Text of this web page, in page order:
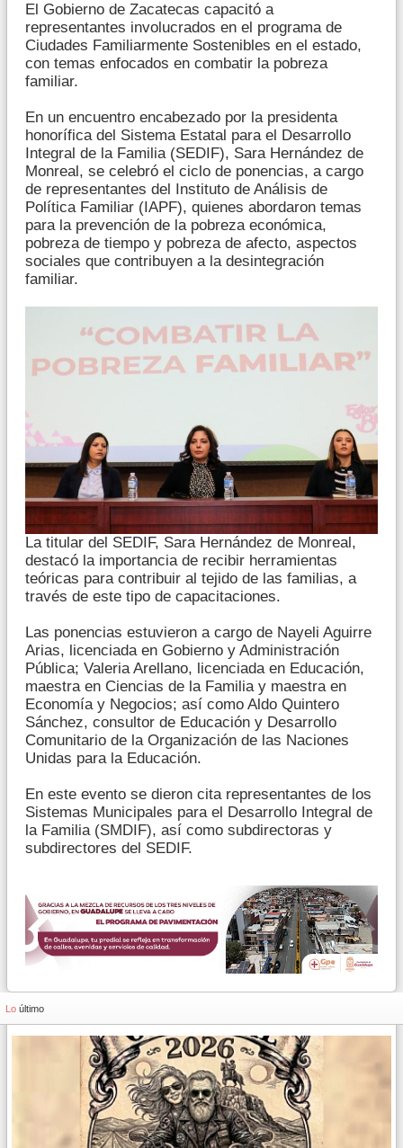
El Gobierno de Zacatecas capacitó a
representantes involucrados en el programa de
Ciudades Familiarmente Sostenibles en el estado,
con temas enfocados en combatir la pobreza
familiar.
En un encuentro encabezado por la presidenta
honorífica del Sistema Estatal para el Desarrollo
Integral de la Familia (SEDIF), Sara Hernández de
Monreal, se celebró el ciclo de ponencias, a cargo
de representantes del Instituto de Análisis de
Política Familiar (IAPF), quienes abordaron temas
para la prevención de la pobreza económica,
pobreza de tiempo y pobreza de afecto, aspectos
sociales que contribuyen a la desintegración
familiar.
La titular del SEDIF, Sara Hernández de Monreal,
destacó la importancia de recibir herramientas
teóricas para contribuir al tejido de las familias, a
través de este tipo de capacitaciones.
Las ponencias estuvieron a cargo de Nayeli Aguirre
Arias, licenciada en Gobierno y Administración
Pública; Valeria Arellano, licenciada en Educación,
maestra en Ciencias de la Familia y maestra en
Economía y Negocios; así como Aldo Quintero
Sánchez, consultor de Educación y Desarrollo
Comunitario de la Organización de las Naciones
Unidas para la Educación.
En este evento se dieron cita representantes de los
Sistemas Municipales para el Desarrollo Integral de
la Familia (SMDIF), así como subdirectoras y
subdirectores del SEDIF.
Lo último